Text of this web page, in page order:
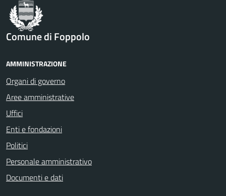
Comune di Foppolo
AMMINISTRAZIONE
Organi di governo
Aree amministrative
Uffici
Enti e fondazioni
Politici
Personale amministrativo
Documenti e dati